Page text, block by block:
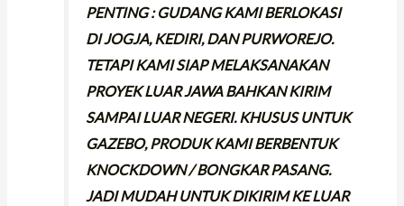
PENTING : GUDANG KAMI BERLOKASI
DI JOGJA, KEDIRI, DAN PURWOREJO.
TETAPI KAMI SIAP MELAKSANAKAN
PROYEK LUAR JAWA BAHKAN KIRIM
SAMPAI LUAR NEGERI. KHUSUS UNTUK
GAZEBO, PRODUK KAMI BERBENTUK
KNOCKDOWN / BONGKAR PASANG.
JADI MUDAH UNTUK DIKIRIM KE LUAR